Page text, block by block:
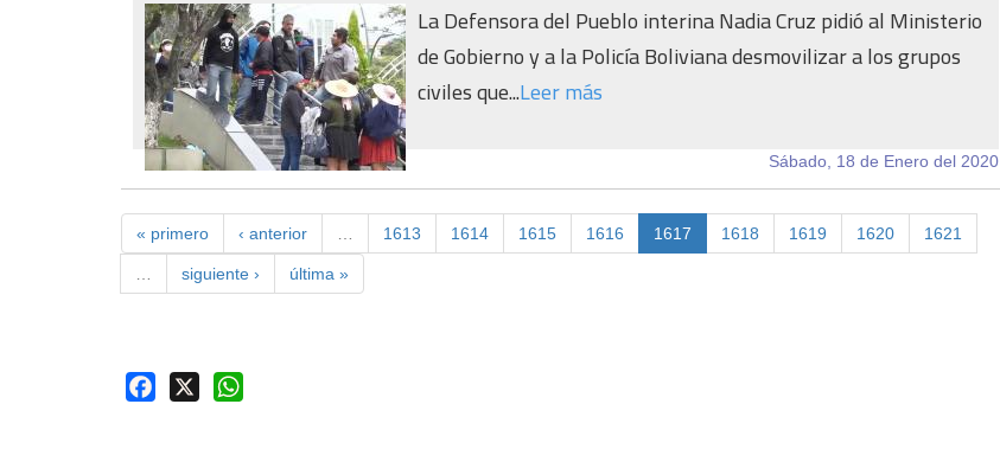
La Defensora del Pueblo interina Nadia Cruz pidió al Ministerio
de Gobierno y a la Policía Boliviana desmovilizar a los grupos
civiles que...Leer más
Sábado, 18 de Enero del 2020
« primero ‹ anterior 1613 1614 1615 1616 1617 1618 1619 1620 1621
siguiente › última »
Facebook